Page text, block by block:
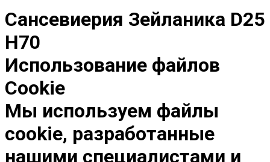
Сансевиерия Зейланика D25
H70
Использование файлов
Cookie
Мы используем файлы
cookie, разработанные
нашими специалистами и